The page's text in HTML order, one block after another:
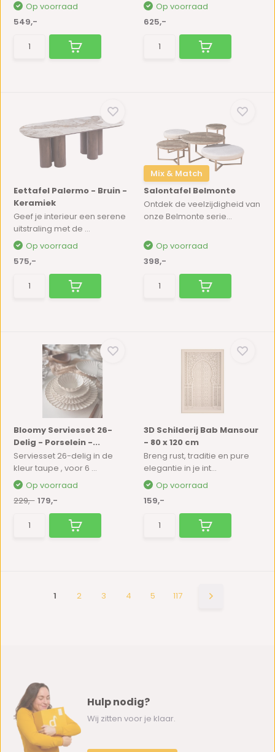
Op voorraad
549,-
Op voorraad
625,-
Eettafel Palermo - Bruin -
Keramiek
Geef je interieur een serene
uitstraling met de ...
Op voorraad
575,-
Mix & Match
Salontafel Belmonte
Ontdek de veelzijdigheid van
onze Belmonte serie...
Op voorraad
398,-
Bloomy Serviesset 26-
Delig - Porselein -...
Serviesset 26-delig in de
kleur taupe , voor 6 ...
Op voorraad
229,- 179,-
3D Schilderij Bab Mansour
- 80 x 120 cm
Breng rust, traditie en pure
elegantie in je int...
Op voorraad
159,-
1 2 3 4 5 117
Hulp nodig?
Wij zitten voor je klaar.